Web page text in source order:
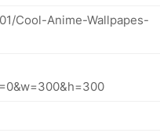
Cool-Anime-Wallpapes-